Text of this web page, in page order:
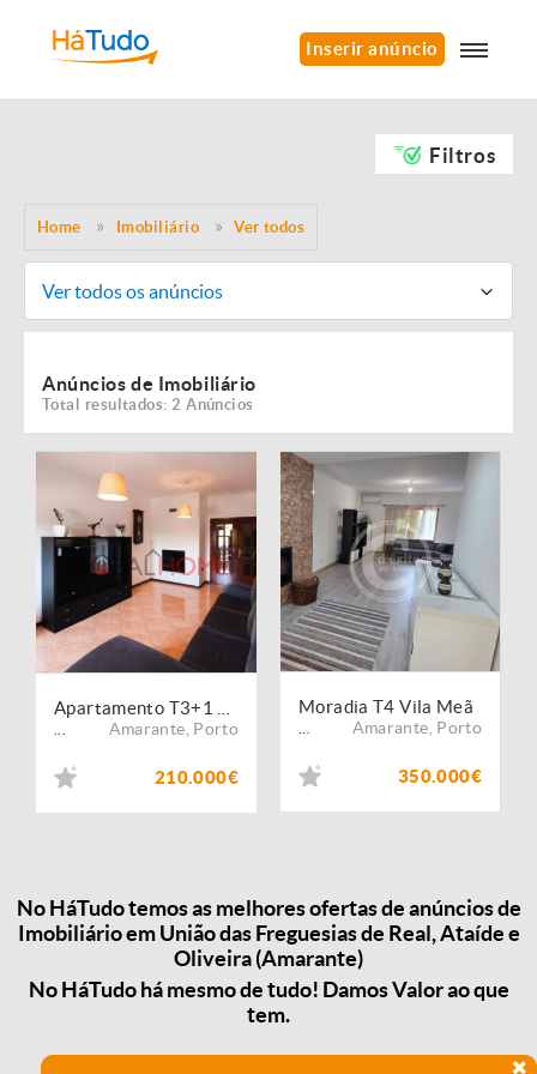
Inserir anúncio
Filtros
Home Imobiliário Ver todos
Ver todos os anúncios
Anúncios de Imobiliário
Total resultados: 2 Anúncios
Amarante Porto
210.000€
Moradia T4 Vila Meã
Amarante Porto
350.000€
No HáTudo temos as melhores ofertas de anúncios de
Imobiliário em União das Freguesias de Real, Ataíde e
Oliveira (Amarante)
No HáTudo há mesmo de tudo! Damos Valor ao que
tem.